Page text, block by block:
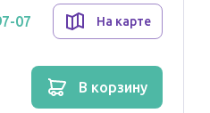
категории пациентов
07 На карте
в корзину